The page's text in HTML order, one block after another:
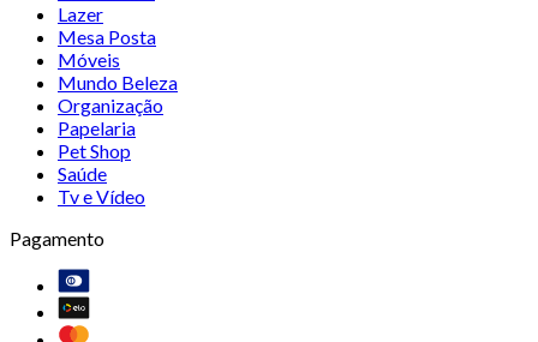
Lazer
Mesa Posta
Móveis
Mundo Beleza
Organização
Papelaria
Pet Shop
Saúde
Tv e Vídeo
Pagamento